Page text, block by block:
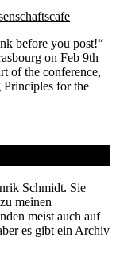
before you post!“
on Feb 9th
of the conference,
for the
Schmidt. Sie
meinen
meist auch auf
es gibt ein Archiv